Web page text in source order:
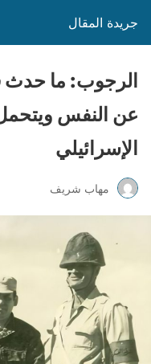
جريدة المقال
الرجوب: ما حدث
عن النفس ويتحمل
الإسرائيلي
مهاب شريف